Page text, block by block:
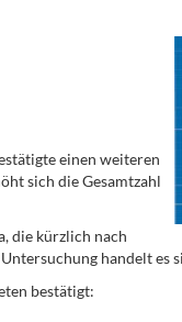
einen weiteren
sich die Gesamtzahl
die kürzlich nach
handelt es
bestätigt: